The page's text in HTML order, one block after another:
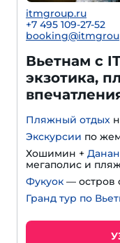
itmgroup.ru
+7 495 109-27-52
Вьетнам с
экзотика,
Пляжный отдых
Экскурсии по
Хошимин +
мегаполис и
Фукуок — остров
Гранд тур по